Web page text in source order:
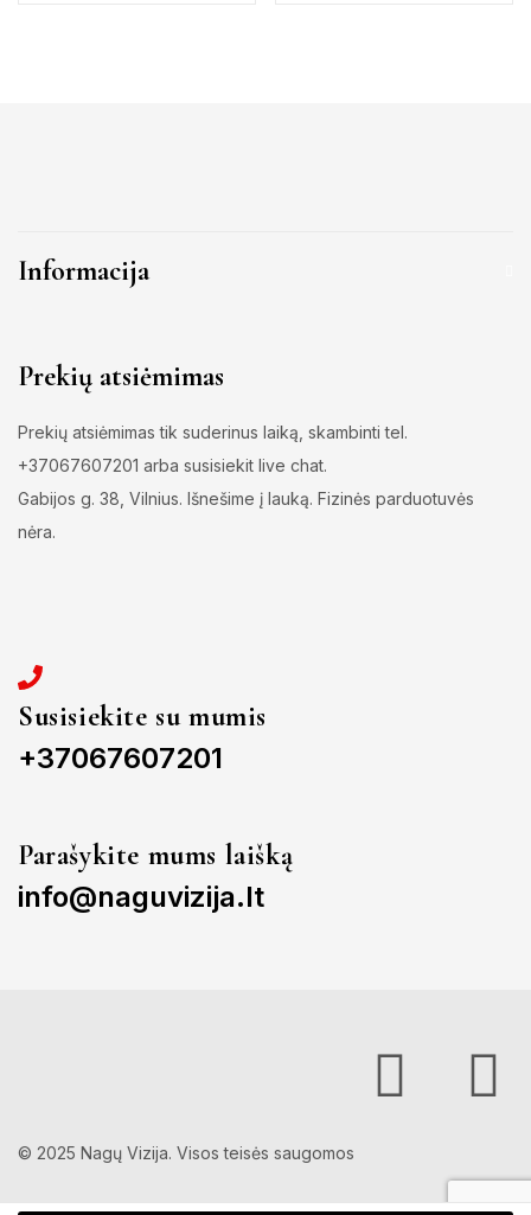
Informacija
Prekių atsiėmimas
Prekių atsiėmimas tik suderinus laiką, skambinti tel.
+37067607201 arba susisiekit live chat.
Gabijos g. 38, Vilnius. Išnešime į lauką. Fizinės parduotuvės
nėra.
Susisiekite su mumis
+37067607201
Parašykite mums laišką
info@naguvizija.lt
© 2025 Nagų Vizija. Visos teisės saugomos